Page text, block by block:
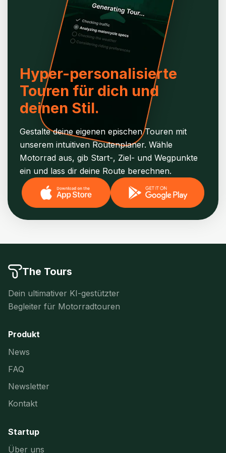
Hyper-personalisierte
Touren für dich und
deinen Stil.
Gestalte deine eigenen epischen Touren mit
unserem intuitiven Routenplaner. Wähle
Motorrad aus, gib Start-, Ziel- und Wegpunkte
ein und lass dir deine Route berechnen.
The Tours
Dein ultimativer KI-gestützter
Begleiter für Motorradtouren
Produkt
News
FAQ
Newsletter
Kontakt
Startup
Über uns